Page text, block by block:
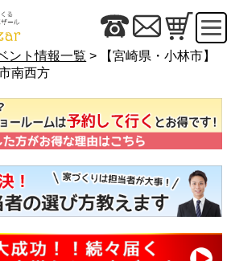
ント情報一覧 > 【宮崎県・小林市】
南西方